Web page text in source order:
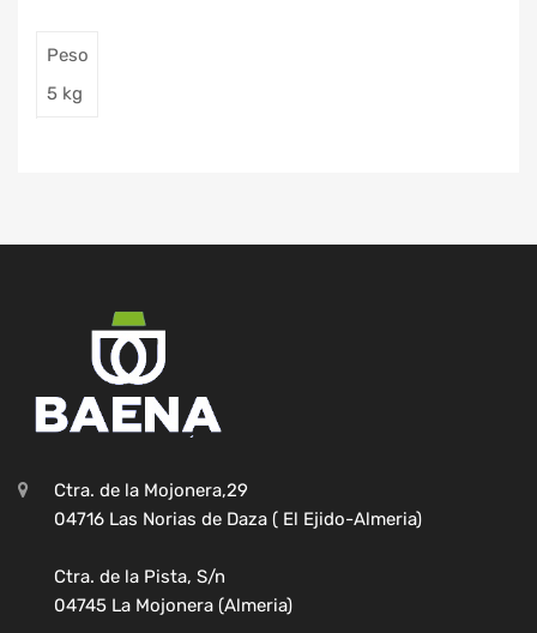
Peso
5 kg
Ctra. de la Mojonera,29
04716 Las Norias de Daza ( El Ejido-Almeria)
Ctra. de la Pista, S/n
04745 La Mojonera (Almeria)